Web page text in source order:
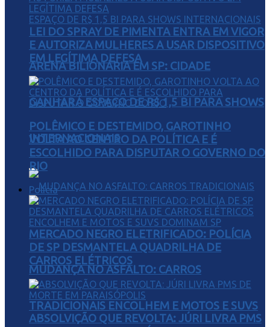
ARENA BILIONÁRIA EM SP: CIDADE
GANHARÁ ESPAÇO DE R$ 1,5 BI PARA SHOWS
INTERNACIONAIS
MUDANÇA NO ASFALTO: CARROS
TRADICIONAIS ENCOLHEM E MOTOS E SUVS
LEI DO SPRAY DE PIMENTA ENTRA EM VIGOR
E AUTORIZA MULHERES A USAR DISPOSITIVO
EM LEGÍTIMA DEFESA
POLÊMICO E DESTEMIDO, GAROTINHO
VOLTA AO CENTRO DA POLÍTICA E É
ESCOLHIDO PARA DISPUTAR O GOVERNO DO
RIO
Polícia
MERCADO NEGRO ELETRIFICADO: POLÍCIA
DE SP DESMANTELA QUADRILHA DE
CARROS ELÉTRICOS
ABSOLVIÇÃO QUE REVOLTA: JÚRI LIVRA PMS